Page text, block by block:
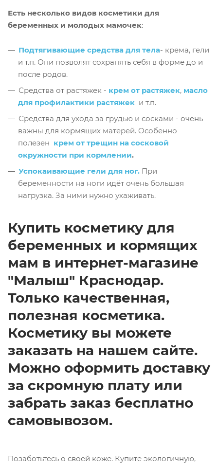
Есть несколько видов косметики для
беременных и молодых мамочек:
Подтягивающие средства для тела- крема, гели
и т.п. Они позволят сохранять себя в форме до и
после родов.
Средства от растяжек - крем от растяжек, масло
для профилактики растяжек и т.п.
Средства для ухода за грудью и сосками - очень
важны для кормящих матерей. Особенно
полезен крем от трещин на сосковой
окружности при кормлении.
Успокаивающие гели для ног. При
беременности на ноги идёт очень большая
нагрузка. За ними нужно ухаживать.
Купить косметику для
беременных и кормящих
мам в интернет-магазине
"Малыш" Краснодар.
Только качественная,
полезная косметика.
Косметику вы можете
заказать на нашем сайте.
Можно оформить доставку
за скромную плату или
забрать заказ бесплатно
самовывозом.
Позаботьтесь о своей коже. Купите экологичную,